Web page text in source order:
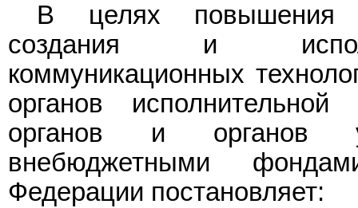
В целях повышения
создания и
коммуникационных
органов
органов и органов
внебюджетными
Федерации постановляет: